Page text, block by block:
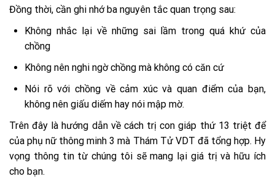
Đồng thời, cần ghi nhớ ba nguyên tắc quan trọng sau:
Không nhắc lại về những sai lầm trong quá khứ của
chồng
Không nên nghi ngờ chồng mà không có căn cứ
Nói rõ với chồng về cảm xúc và quan điểm của bạn,
không nên giấu diếm hay nói mập mờ.
Trên đây là hướng dẫn về cách trị con giáp thứ 13 triệt để
của phụ nữ thông minh 3 mà Thám Tử VDT đã tổng hợp. Hy
vọng thông tin từ chúng tôi sẽ mang lại giá trị và hữu ích
cho bạn.